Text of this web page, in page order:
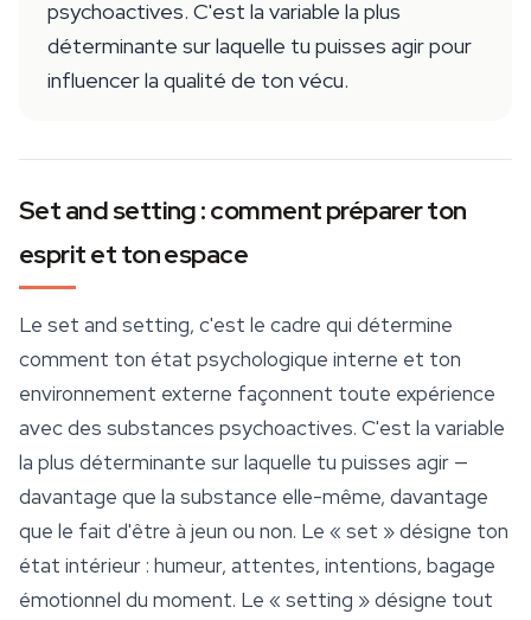
psychoactives. C'est la variable la plus
déterminante sur laquelle tu puisses agir pour
influencer la qualité de ton vécu.
Set and setting : comment préparer ton
esprit et ton espace
Le set and setting, c'est le cadre qui détermine
comment ton état psychologique interne et ton
environnement externe façonnent toute expérience
avec des substances psychoactives. C'est la variable
la plus déterminante sur laquelle tu puisses agir —
davantage que la substance elle-même, davantage
que le fait d'être à jeun ou non. Le « set » désigne ton
état intérieur : humeur, attentes, intentions, bagage
émotionnel du moment. Le « setting » désigne tout